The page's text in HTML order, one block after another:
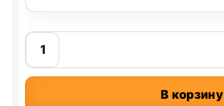
Количество
товара
кот
В корзину